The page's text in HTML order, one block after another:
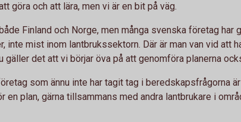
göra och att lära, men vi är en bit på väg.
Finland och Norge, men många svenska företag har
inte mist inom lantbrukssektorn. Där är man van vid att
gäller det att vi börjar öva på att genomföra planerna
som ännu inte har tagit tag i beredskapsfrågorna
en plan, gärna tillsammans med andra lantbrukare i